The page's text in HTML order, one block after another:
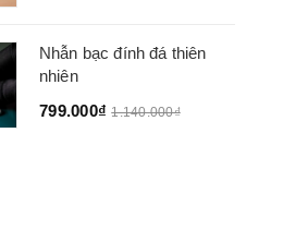
Nhẫn bạc đính đá thiên
nhiên
799.000₫ 1.140.000₫